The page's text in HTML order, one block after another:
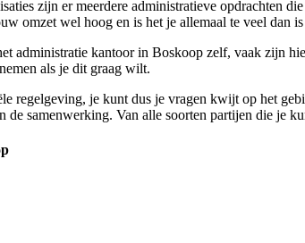
zijn er meerdere administratieve opdrachten
omzet wel hoog en is het je allemaal te veel dan
administratie kantoor in Boskoop zelf, vaak zijn
als je dit graag wilt.
regelgeving, je kunt dus je vragen kwijt op het
de samenwerking. Van alle soorten partijen die je